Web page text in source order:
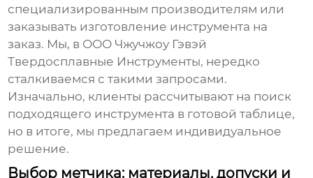
специализированным производителям или
заказывать изготовление инструмента на
заказ. Мы, в ООО Чжучжоу Гэвэй
Твердосплавные Инструменты, нередко
сталкиваемся с такими запросами.
Изначально, клиенты рассчитывают на поиск
подходящего инструмента в готовой таблице,
но в итоге, мы предлагаем индивидуальное
решение.
Выбор метчика: материалы, допуски и